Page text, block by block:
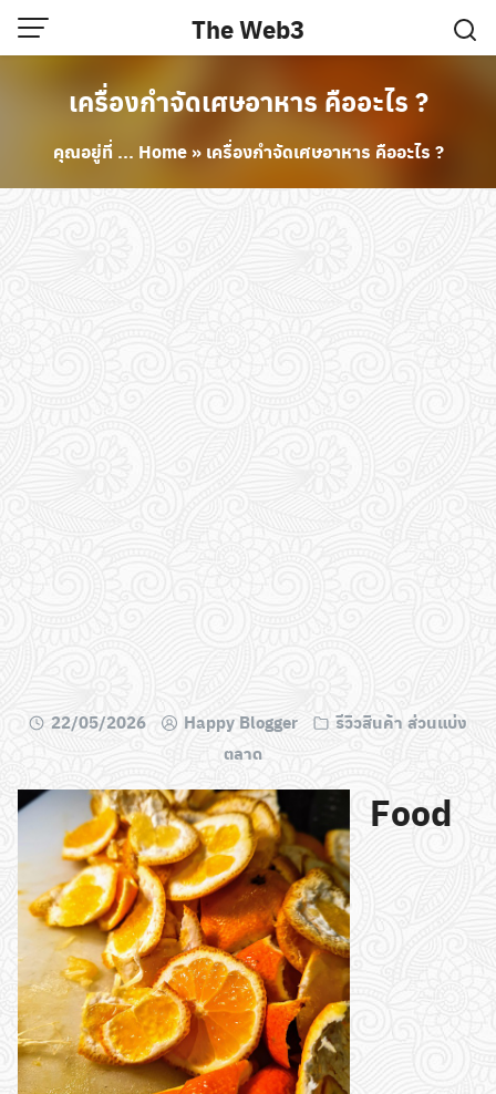
Skip
to
The Web3
เครื่องกำจัดเศษอาหาร คืออะไร ?
คุณอยู่ที่ ... Home» เครื่องกำจัดเศษอาหาร คืออะไร ?
22/05/2026 Happy Blogger
รีวิวสินค้า ส่วนแบ่ง
ตลาด
Food